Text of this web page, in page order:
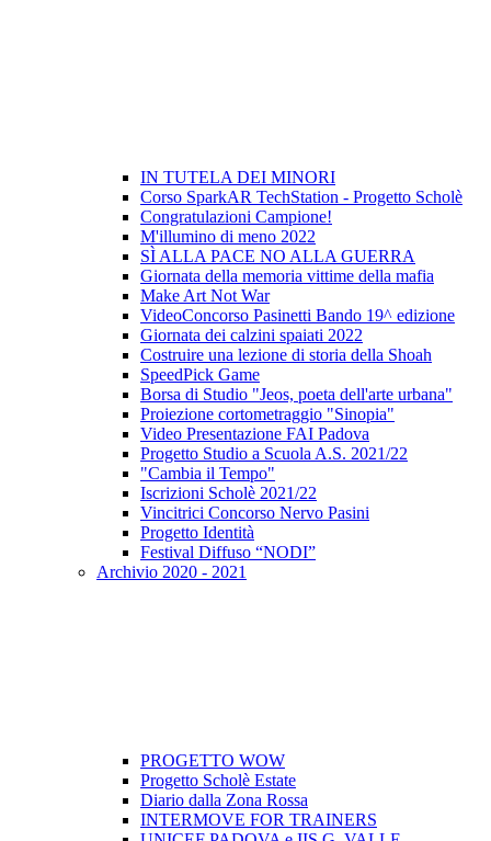
IN TUTELA DEI MINORI
Corso SparkAR TechStation - Progetto Scholè
Congratulazioni Campione!
M'illumino di meno 2022
SÌ ALLA PACE NO ALLA GUERRA
Giornata della memoria vittime della mafia
Make Art Not War
VideoConcorso Pasinetti Bando 19^ edizione
Giornata dei calzini spaiati 2022
Costruire una lezione di storia della Shoah
SpeedPick Game
Borsa di Studio "Jeos, poeta dell'arte urbana"
Proiezione cortometraggio "Sinopia"
Video Presentazione FAI Padova
Progetto Studio a Scuola A.S. 2021/22
"Cambia il Tempo"
Iscrizioni Scholè 2021/22
Vincitrici Concorso Nervo Pasini
Progetto Identità
Festival Diffuso “NODI”
Archivio 2020 - 2021
PROGETTO WOW
Progetto Scholè Estate
Diario dalla Zona Rossa
INTERMOVE FOR TRAINERS